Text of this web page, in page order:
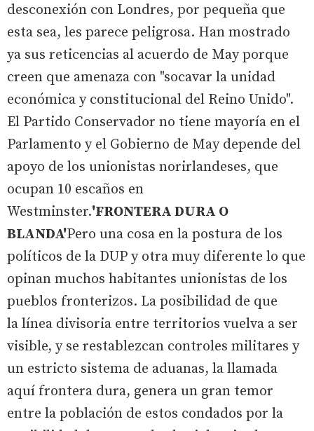
desconexión con Londres, por pequeña que
esta sea, les parece peligrosa. Han mostrado
ya sus reticencias al acuerdo de May porque
creen que amenaza con "socavar la unidad
económica y constitucional del Reino Unido".
El Partido Conservador no tiene mayoría en el
Parlamento y el Gobierno de May depende del
apoyo de los unionistas norirlandeses, que
ocupan 10 escaños en
Westminster.'FRONTERA DURA O
BLANDA'Pero una cosa en la postura de los
políticos de la DUP y otra muy diferente lo que
opinan muchos habitantes unionistas de los
pueblos fronterizos. La posibilidad de que
la línea divisoria entre territorios vuelva a ser
visible, y se restablezcan controles militares y
un estricto sistema de aduanas, la llamada
aquí frontera dura, genera un gran temor
entre la población de estos condados por la